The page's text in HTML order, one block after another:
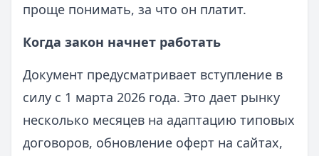
проще понимать, за что он платит.
Когда закон начнет работать
Документ предусматривает вступление в
силу с 1 марта 2026 года. Это дает рынку
несколько месяцев на адаптацию типовых
договоров, обновление оферт на сайтах,